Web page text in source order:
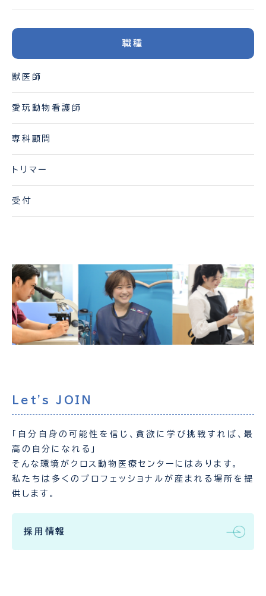
職種
獣医師
愛玩動物看護師
専科顧問
トリマー
受付
Let's JOIN
「自分自身の可能性を信じ、貪欲に学び挑戦すれば、最
高の自分になれる」
そんな環境がクロス動物医療センターにはあります。
私たちは多くのプロフェッショナルが産まれる場所を提
供します。
採用情報